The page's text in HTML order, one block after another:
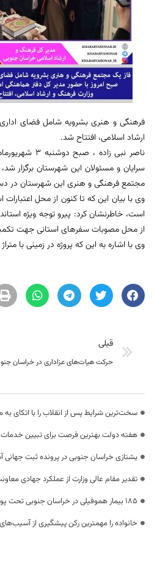
فرهنگی و هنری بشرویه شامل فضای
ارشاد اسلامی، افتتاح شد.
سرایان و مسئولان این شهرستان برگزار
مجتمع فرهنگی و هنری این شهرستان در
از محل مصوبات سفرهای استانی جهت
وی با اشاره به این که پروژه در زمینی با متراژ 400 متر مربع ساخته شده است، اضافه کرد: فاز دو مجتمع نیز به زودی افتتاح خواهد شد.
قبلی
حرکت هیات‌های عزاداری در خراسان
سخت‌ترین شرایط پس از انقلاب را با اتکای
هفته دولت بهترین فرصت برای تبیین
یشتازی خراسان جنوبی در پرونده ثبت جهانی
تقدیر مقام عالی وزارت از عملکرد جهادی معاونت آموزش ابتدایی
۱۸۵ بیمار هموفیلی در خراسان جنوبی تحت پوشش خدمات بیمه سلامت قرار دارند
خانواده را مهمترین رکن پیشگیری از